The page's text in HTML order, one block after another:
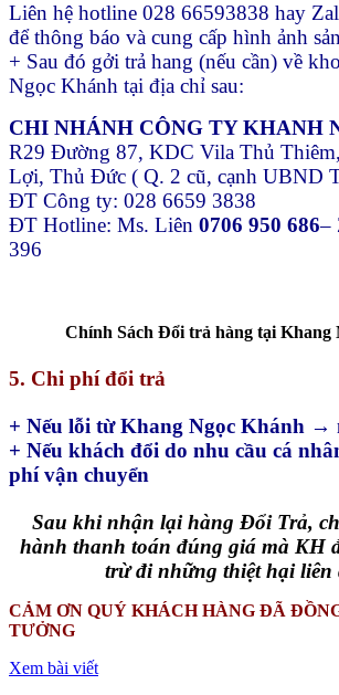
Liên hệ hotline 028 66593838 hay
để thông báo và cung cấp hình ảnh
+ Sau đó gởi trả hang (nếu cần) về
Ngọc Khánh tại địa chỉ sau:
CHI NHÁNH CÔNG TY KHANH
R29 Đường 87, KDC Vila Thủ
Lợi, Thủ Đức ( Q. 2 cũ, cạnh UBND
ĐT Công ty: 028 6659 3838
ĐT Hotline: Ms. Liên 0706 950 686–
396
Chính Sách Đổi trả hàng tại Khang
5. Chi phí đổi trả
+ Nếu lỗi từ Khang Ngọc Khánh →
+ Nếu khách đổi do nhu cầu cá
phí vận chuyển
Sau khi nhận lại hàng Đổi Trả,
hành thanh toán đúng giá mà KH
trừ đi những thiệt hại liên
CẢM ƠN QUÝ KHÁCH HÀNG ĐÃ
TƯỞNG
Xem bài viết